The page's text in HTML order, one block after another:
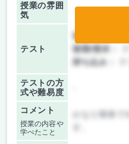
授業の雰囲
気
テスト
前期/中間：
後期/期末：
持ち込み：
テストの方
式や難易度
コメント
授業の内容や
学べたこと